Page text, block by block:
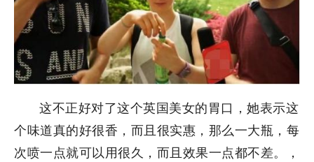
这不正好对了这个英国美女的胃口，她表示这
个味道真的好很香，而且很实惠，那么一大瓶，每
次喷一点就可以用很久，而且效果一点都不差。，